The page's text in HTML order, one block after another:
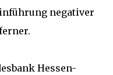
negativer
Hessen-